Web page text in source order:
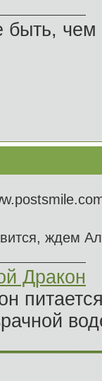
чем
ждем
Дракон